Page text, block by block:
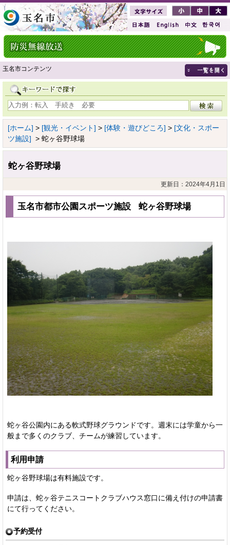
玉名市コンテンツ
[ホーム] > [観光・イベント] > [体験・遊びどころ] > [文化・スポー
ツ施設] > 蛇ヶ谷野球場
蛇ヶ谷野球場
更新日：2024年4月1日
玉名市都市公園スポーツ施設 蛇ヶ谷野球場
蛇ヶ谷公園内にある軟式野球グラウンドです。週末には学童から一
般まで多くのクラブ、チームが練習しています。
利用申請
蛇ヶ谷野球場は有料施設です。
申請は、蛇ヶ谷テニスコートクラブハウス窓口に備え付けの申請書
にて行ってください。
予約受付